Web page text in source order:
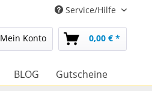
Service/Hilfe
Mein Konto 0,00 € *
BLOG Gutscheine